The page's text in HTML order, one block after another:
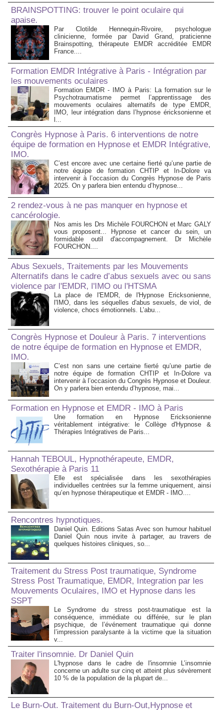
BRAINSPOTTING: trouver le point oculaire qui
apaise.
Par Clotilde Hennequin-Rivoire, psychologue
clinicienne, formée par David Grand, praticienne
Brainspotting, thérapeute EMDR accréditée EMDR
France....
Formation EMDR Intégrative à Paris - Intégration par
les mouvements oculaires
Formation EMDR - IMO à Paris: La formation sur le
Psychotraumatisme permet l’apprentissage des
mouvements oculaires alternatifs de type EMDR,
IMO, leur intégration dans l’hypnose éricksonienne et
l...
Congrès Hypnose à Paris. 6 interventions de notre
équipe de formation en Hypnose et EMDR Intégrative,
IMO.
C’est encore avec une certaine fierté qu’une partie de
notre équipe de formation CHTIP et In-Dolore va
intervenir à l’occasion du Congrès Hypnose de Paris
2025. On y parlera bien entendu d’hypnose...
2 rendez-vous à ne pas manquer en hypnose et
cancérologie.
Nos amis les Drs Michèle FOURCHON et Marc GALY
vous proposent... Hypnose et cancer du sein, un
formidable outil d'accompagnement. Dr Michèle
FOURCHON....
Abus Sexuels, Traitements par les Mouvements
Alternatifs dans le cadre d’abus sexuels avec ou sans
violence par l'EMDR, l'IMO ou l'HTSMA
La place de l'EMDR, de l'Hypnose Ericksonienne,
l'IMO, dans les séquelles d'abus sexuels, de viol, de
violence, chocs émotionnels. L’abu...
Congrès Hypnose et Douleur à Paris. 7 interventions
de notre équipe de formation en Hypnose et EMDR,
IMO.
C’est non sans une certaine fierté qu’une partie de
notre équipe de formation CHTIP et In-Dolore va
intervenir à l’occasion du Congrès Hypnose et Douleur.
On y parlera bien entendu d’hypnose, mai...
Formation en Hypnose et EMDR - IMO à Paris
Une formation en Hypnose Ericksonienne
véritablement intégrative: le Collège d'Hypnose &
Thérapies Intégratives de Paris...
Hannah TEBOUL, Hypnothérapeute, EMDR,
Sexothérapie à Paris 11
Elle est spécialisée dans les sexothérapies
individuelles centrées sur la femme uniquement, ainsi
qu’en hypnose thérapeutique et EMDR - IMO....
Rencontres hypnotiques.
Daniel Quin. Editions Satas Avec son humour habituel
Daniel Quin nous invite à partager, au travers de
quelques histoires cliniques, so...
Traitement du Stress Post traumatique, Syndrome
Stress Post Traumatique, EMDR, Integration par les
Mouvements Oculaires, IMO et Hypnose dans les
SSPT
Le Syndrome du stress post-traumatique est la
conséquence, immédiate ou différée, sur le plan
psychique, de l’événement traumatique qui donne
l’impression paralysante à la victime que la situation
v...
Traiter l'insomnie. Dr Daniel Quin
L'hypnose dans le cadre de l'insomnie L’insomnie
concerne un adulte sur cinq et atteint plus sévèrement
10 % de la population de la plupart de...
Le Burn-Out. Traitement du Burn-Out,Hypnose et